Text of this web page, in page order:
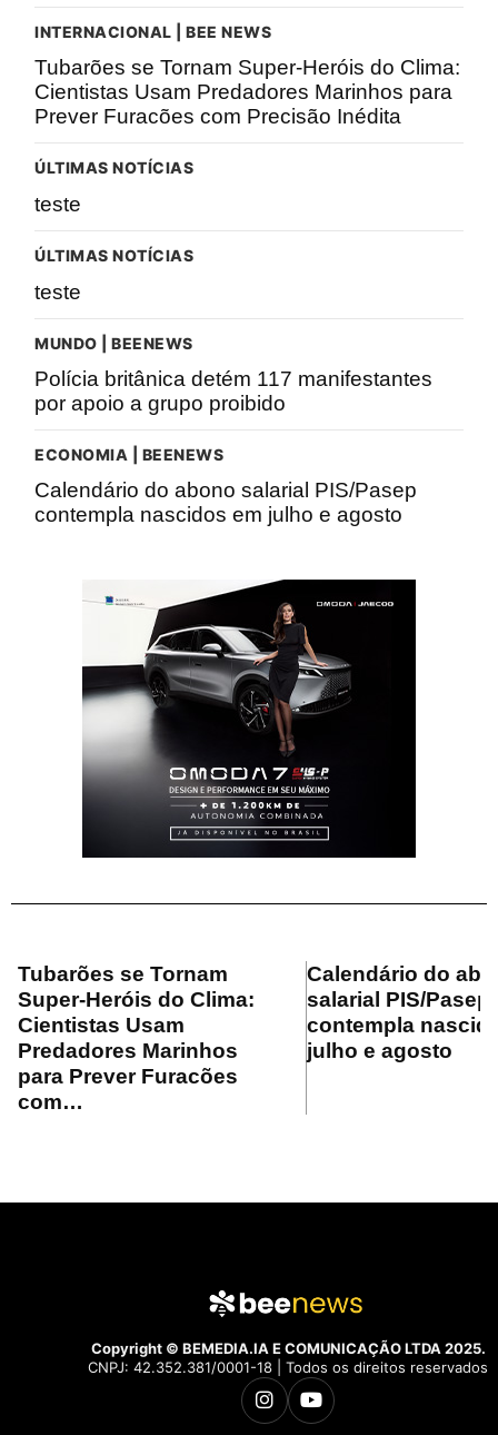
INTERNACIONAL | BEE NEWS
Tubarões se Tornam Super-Heróis do Clima:
Cientistas Usam Predadores Marinhos para
Prever Furacões com Precisão Inédita
ÚLTIMAS NOTÍCIAS
teste
ÚLTIMAS NOTÍCIAS
teste
MUNDO | BEENEWS
Polícia britânica detém 117 manifestantes
por apoio a grupo proibido
ECONOMIA | BEENEWS
Calendário do abono salarial PIS/Pasep
contempla nascidos em julho e agosto
Tubarões se Tornam
Super-Heróis do Clima:
Cientistas Usam
Predadores Marinhos
para Prever Furacões
com…
Calendário do
salarial PIS/Pasep
contempla
julho e agosto
Copyright © BEMEDIA.IA E COMUNICAÇÃO LTDA 2025.
CNPJ: 42.352.381/0001-18 | Todos os direitos reservados